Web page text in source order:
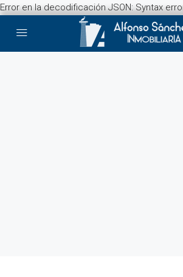
Error en la decodificación JSON: Syntax